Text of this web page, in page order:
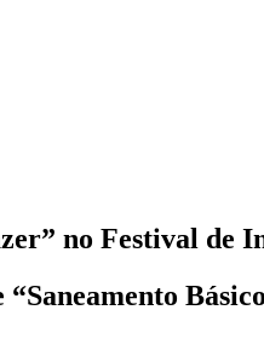
no Festival de